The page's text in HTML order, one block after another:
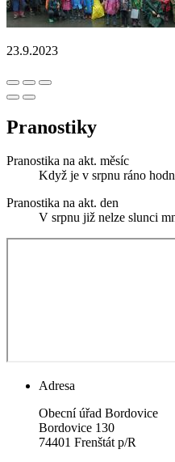
23.9.2023
Pranostiky
Pranostika na akt. měsíc
Když je v srpnu ráno
Pranostika na akt. den
V srpnu již nelze slunci
Adresa
Obecní úřad Bordovice
Bordovice 130
74401 Frenštát p/R